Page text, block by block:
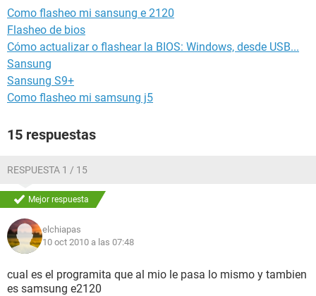
Como flasheo mi sansung e 2120
Flasheo de bios
Cómo actualizar o flashear la BIOS: Windows, desde USB...
Sansung
Sansung S9+
Como flasheo mi samsung j5
15 respuestas
RESPUESTA 1 / 15
Mejor respuesta
elchiapas
10 oct 2010 a las 07:48
cual es el programita que al mio le pasa lo mismo y tambien
es samsung e2120